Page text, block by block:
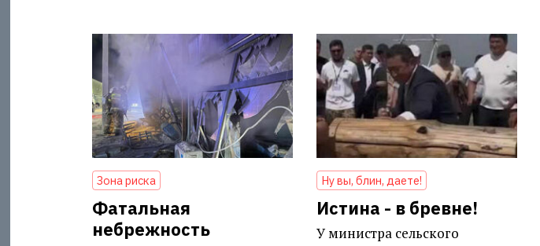
Зона риска
Фатальная
небрежность
Ну вы, блин, даете!
Истина - в бревне!
У министра сельского